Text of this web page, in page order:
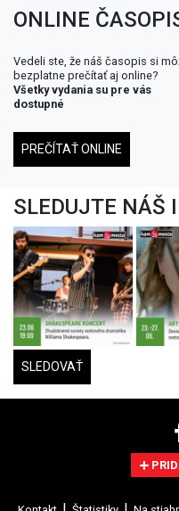
ONLINE
Vedeli ste, že náš časopis si
bezplatne prečítať aj online?
Všetky vydania su pre vás
dostupné
PREČÍTAŤ ONLINE
SLEDUJTE NÁŠ
SLEDOVAŤ